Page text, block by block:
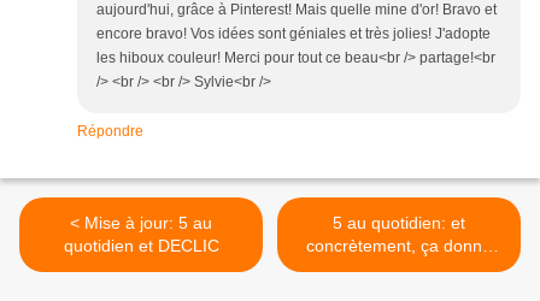
aujourd'hui, grâce à Pinterest! Mais quelle mine d'or! Bravo et
encore bravo! Vos idées sont géniales et très jolies! J'adopte
les hiboux couleur! Merci pour tout ce beau<br /> partage!<br
/> <br /> <br /> Sylvie<br />
Répondre
< Mise à jour: 5 au
quotidien et DECLIC
5 au quotidien: et
concrètement, ça donne
quoi? >